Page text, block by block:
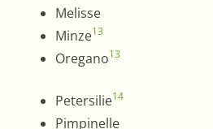
Melisse
Minze13
Oregano13
Petersilie14
Pimpinelle